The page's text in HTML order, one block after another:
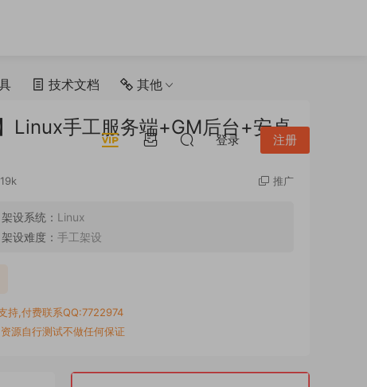
技术文档 其他
登录 注册
Linux手工服务端+GM后台+安卓
推广
架设系统： Linux
架设难度： 手工架设
持,付费联系QQ:7722974
源自行测试不做任何保证